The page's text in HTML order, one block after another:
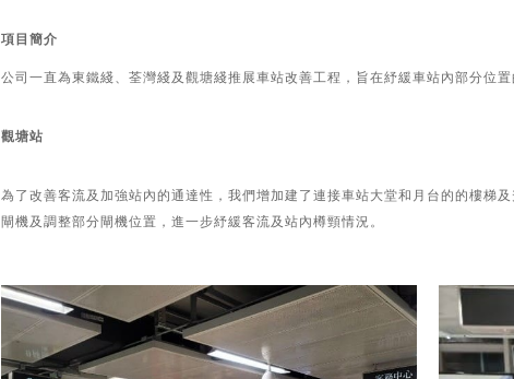
項目簡介
公司一直為東鐵綫、荃灣綫及觀塘綫推展車站改善工程，旨在紓緩車站內部分位
觀塘站
為了改善客流及加強站內的通達性，我們增加建了連接車站大堂和月台的的樓梯
閘機及調整部分閘機位置，進一步紓緩客流及站內樽頸情況。